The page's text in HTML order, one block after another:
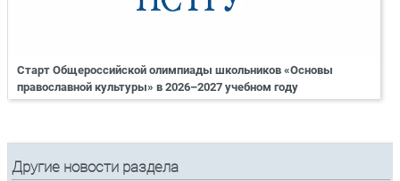
Старт Общероссийской олимпиады школьников «Основы
православной культуры» в 2026–2027 учебном году
Другие новости раздела